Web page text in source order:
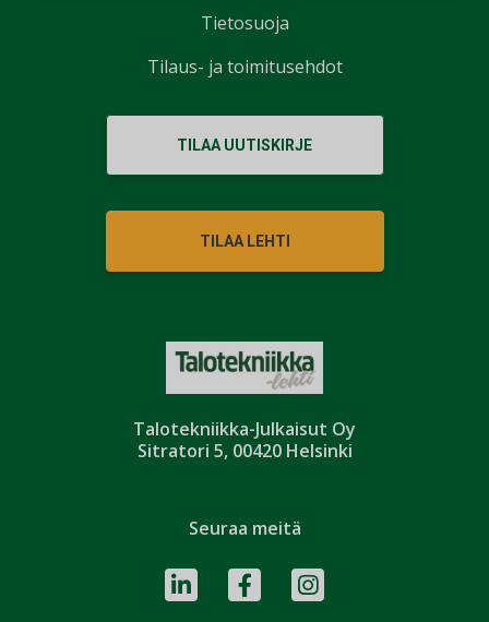
Talotekniikka-Julkaisut Oy
Sitratori 5, 00420 Helsinki
TILAA UUTISKIRJE
TILAA LEHTI
Seuraa meitä
Tietosuoja
Tilaus- ja toimitusehdot